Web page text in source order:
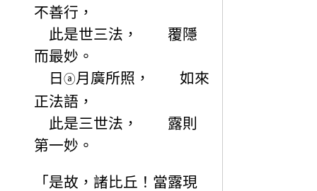
不善行，
此是世三法， 覆隱
而最妙。
日 ⓐ月廣所照， 如來
正法語，
此是三世法， 露則
第一妙。
「是故，諸比丘！當露現